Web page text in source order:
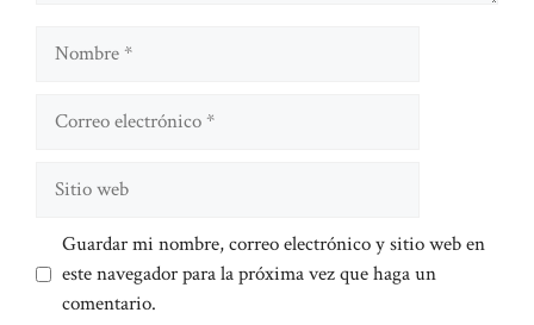
Nombre
Guardar mi nombre, correo electrónico y sitio web en
este navegador para la próxima vez que haga un
comentario.